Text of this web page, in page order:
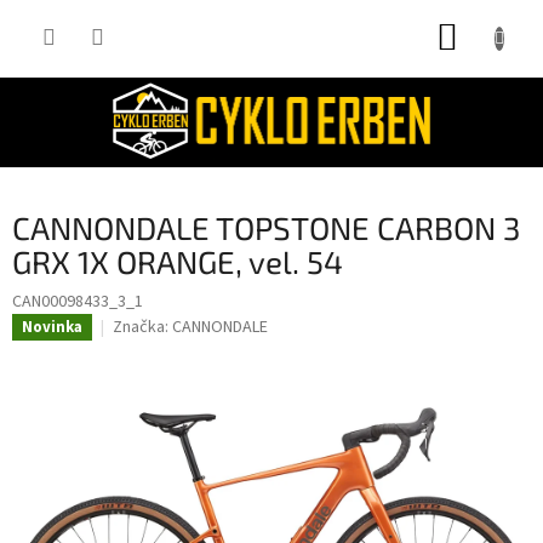
CANNONDALE TOPSTONE CARBON 3
GRX 1X ORANGE, vel. 54
CAN00098433_3_1
Novinka Značka: CANNONDALE